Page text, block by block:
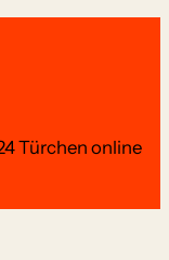
Türchen online